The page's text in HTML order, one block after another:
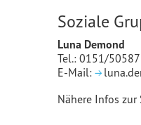
Soziale
Luna Demond
Tel.: 0151/
E-Mail:
Nähere Infos